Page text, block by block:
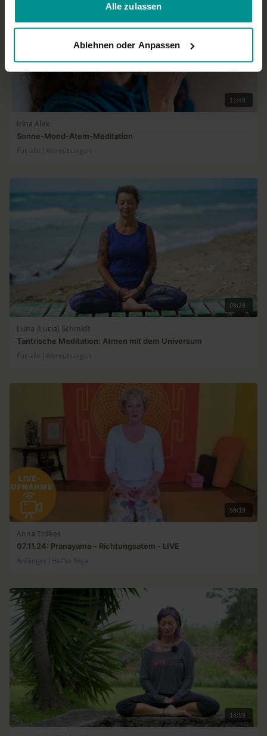
Alle zulassen
Ablehnen oder Anpassen
11:49
Irina Alex
Sonne-Mond-Atem-Meditation
Für alle | Atemübungen
09:28
Luna (Lucia) Schmidt
Tantrische Meditation: Atmen mit dem Universum
Für alle | Atemübungen
59:19
Anna Trökes
07.11.24: Pranayama – Richtungsatem - LIVE
Anfänger | Hatha Yoga
14:59